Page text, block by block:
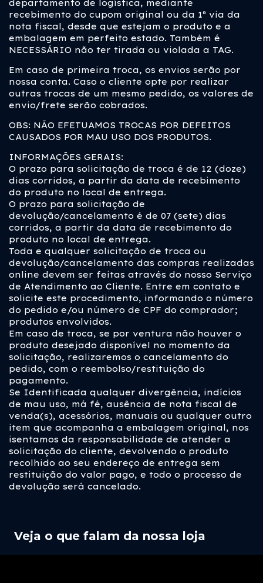
departamento de logística, mediante
recebimento do cupom original ou da 1ª via da
nota fiscal, desde que estejam o produto e a
embalagem em perfeito estado. Também é
NECESSÁRIO não ter tirada ou violada a TAG.
Em caso de primeira troca, os envios serão por
nossa conta. Caso o cliente opte por realizar
outras trocas de um mesmo pedido, os valores de
envio/frete serão cobrados.
OBS: NÃO EFETUAMOS TROCAS POR DEFEITOS
CAUSADOS POR MAU USO DOS PRODUTOS.
INFORMAÇÕES GERAIS:
O prazo para solicitação de troca é de 12 (doze)
dias corridos, a partir da data de recebimento
do produto no local de entrega.
O prazo para solicitação de
devolução/cancelamento é de 07 (sete) dias
corridos, a partir da data de recebimento do
produto no local de entrega.
Toda e qualquer solicitação de troca ou
devolução/cancelamento das compras realizadas
online devem ser feitas através do nosso Serviço
de Atendimento ao Cliente. Entre em contato e
solicite este procedimento, informando o número
do pedido e/ou número de CPF do comprador;
produtos envolvidos.
Em caso de troca, se por ventura não houver o
produto desejado disponível no momento da
solicitação, realizaremos o cancelamento do
pedido, com o reembolso/restituição do
pagamento.
Se Identificada qualquer divergência, indícios
de mau uso, má fé, ausência de nota fiscal de
venda(s), acessórios, manuais ou qualquer outro
item que acompanha a embalagem original, nos
isentamos da responsabilidade de atender a
solicitação do cliente, devolvendo o produto
recolhido ao seu endereço de entrega sem
restituição do valor pago, e todo o processo de
devolução será cancelado.
Veja o que falam da nossa loja